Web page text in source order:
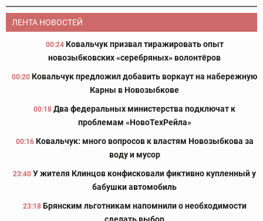
ЛЕНТА НОВОСТЕЙ
00:24 Ковальчук призвал тиражировать опыт
новозыбковских «серебряных» волонтёров
00:20 Ковальчук предложил добавить воркаут на набережную
Карны в Новозыбкове
00:18 Два федеральных министерства подключат к
проблемам «НовоТехРейла»
00:16 Ковальчук: много вопросов к властям Новозыбкова за
воду и мусор
23:40 У жителя Клинцов конфисковали фиктивно купленный у
бабушки автомобиль
23:18 Брянским льготникам напомнили о необходимости